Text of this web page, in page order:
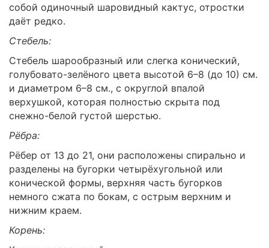
собой одиночный шаровидный кактус, отростки
даёт редко.
Стебель:
Стебель шарообразный или слегка конический,
голубовато-зелёного цвета высотой 6–8 (до 10) см.
и диаметром 6–8 см., с округлой впалой
верхушкой, которая полностью скрыта под
снежно-белой густой шерстью.
Рёбра:
Рёбер от 13 до 21, они расположены спирально и
разделены на бугорки четырёхугольной или
конической формы, верхняя часть бугорков
немного сжата по бокам, с острым верхним и
нижним краем.
Корень: